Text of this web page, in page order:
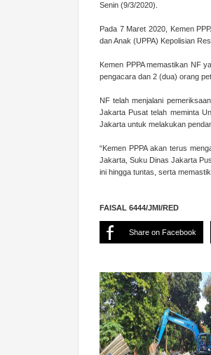
Senin (9/3/2020).
Pada 7 Maret 2020, Kemen
dan Anak (UPPA) Kepolisian
Kemen PPPA memastikan NF
pengacara dan 2 (dua) orang
NF telah menjalani
Jakarta Pusat telah meminta
Jakarta untuk melakukan
“Kemen PPPA akan terus
Jakarta, Suku Dinas Jakarta
ini hingga tuntas, serta
FAISAL 6444/JMI/RED
Share on Facebook